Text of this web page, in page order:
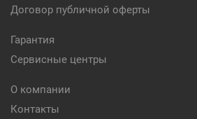
Договор публичной оферты
Гарантия
Сервисные центры
О компании
Контакты